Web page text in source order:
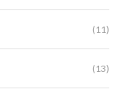
(11)
(13)